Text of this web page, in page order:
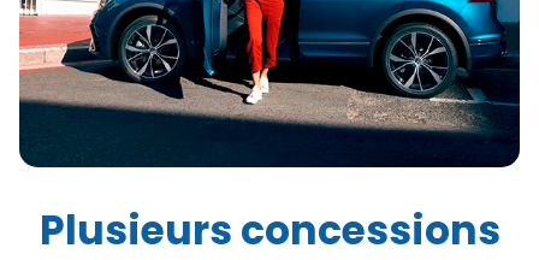
Plusieurs concessions